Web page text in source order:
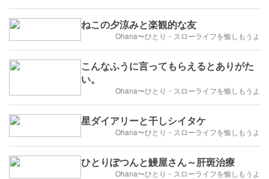
ねこの夕涼みと楽観的な友
Ohana〜ひとり・スローライフを愉しもうよ
こんなふうに言ってもらえるとありがた
い。
Ohana〜ひとり・スローライフを愉しもうよ
星ダイアリーと干しシイタケ
Ohana〜ひとり・スローライフを愉しもうよ
ひとりぽつんと鰻屋さん～肝斑治療
Ohana〜ひとり・スローライフを愉しもうよ